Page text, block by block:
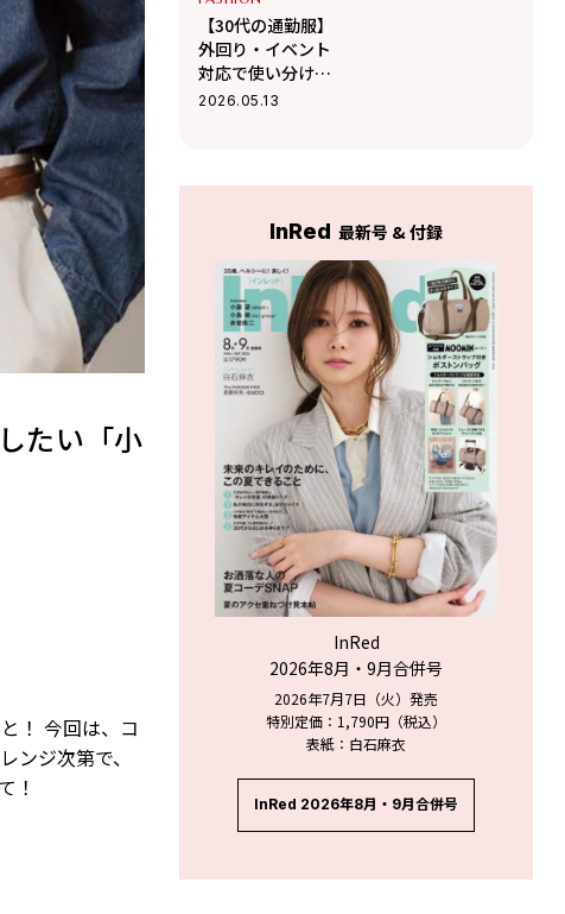
たい「小
！ 今回は、コ
ジ次第で、
！
【30代の通勤服】
外回り・イベント
対応で使い分け！
初夏のオフィスカ
2026.05.13
InRed 最新号 & 付録
InRed
2026年8月・9月合併号
2026年7月7日（火）発売
特別定価：1,790円（税込）
表紙：白石麻衣
InRed 2026年8月・9月合併号